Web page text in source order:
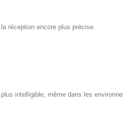
réception encore plus précise.
intelligible, même dans les